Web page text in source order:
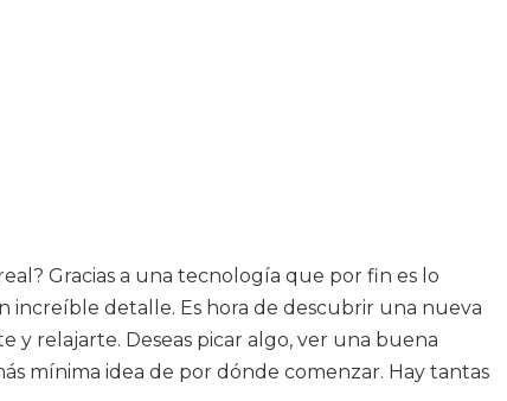
Gracias a una tecnología que por fin es lo
increíble detalle. Es hora de descubrir una nueva
relajarte. Deseas picar algo, ver una buena
mínima idea de por dónde comenzar. Hay tantas